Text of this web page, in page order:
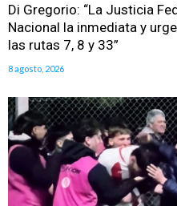
Di Gregorio: “La Justicia
Nacional la inmediata y
las rutas 7, 8 y 33”
8 agosto, 2026